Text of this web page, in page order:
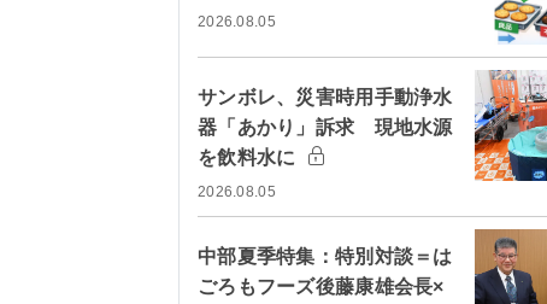
2026.08.05
サンボレ、災害時用手動浄水
器「あかり」訴求 現地水源
を飲料水に
2026.08.05
中部夏季特集：特別対談＝は
ごろもフーズ後藤康雄会長×